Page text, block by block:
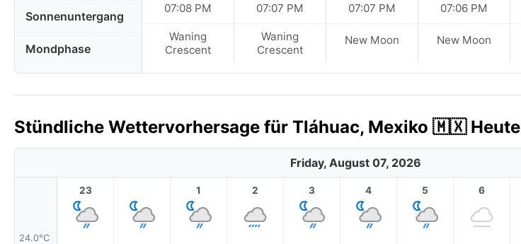
Sonnenuntergang
Mondphase
07:08 PM
Waning
Crescent
07:07 PM
Waning
Crescent
07:07 PM
New Moon
07:06 PM
New Moon
Stündliche Wettervorhersage für Tláhuac, Mexiko 🇲🇽 Heute
Friday, August 07, 2026
24.0°C
23 1 2 3 4 5 6